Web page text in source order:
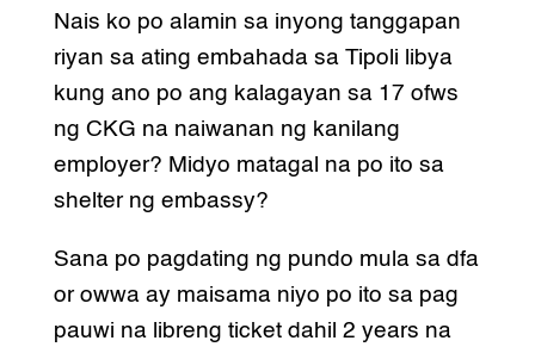
Nais ko po alamin sa inyong tanggapan
riyan sa ating embahada sa Tipoli libya
kung ano po ang kalagayan sa 17 ofws
ng CKG na naiwanan ng kanilang
employer? Midyo matagal na po ito sa
shelter ng embassy?
Sana po pagdating ng pundo mula sa dfa
or owwa ay maisama niyo po ito sa pag
pauwi na libreng ticket dahil 2 years na